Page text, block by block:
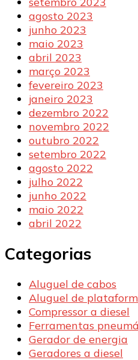
agosto 2023
junho 2023
maio 2023
abril 2023
março 2023
fevereiro 2023
janeiro 2023
dezembro 2022
novembro 2022
outubro 2022
setembro 2022
agosto 2022
julho 2022
junho 2022
maio 2022
abril 2022
Categorias
Aluguel de cabos
Aluguel de
Compressor a diesel
Ferramentas
Gerador de energia
Geradores a diesel